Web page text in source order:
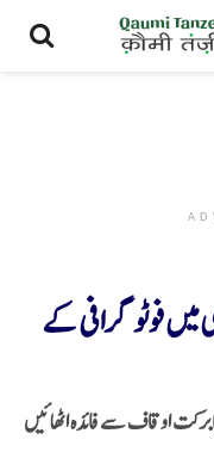
میں فوٹو گرافی کے
اوقاف سے فائدہ اٹھائیں